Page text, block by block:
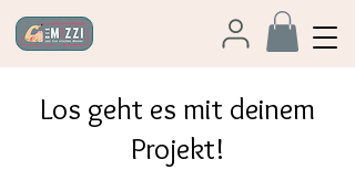
Los geht es mit deinem
Projekt!